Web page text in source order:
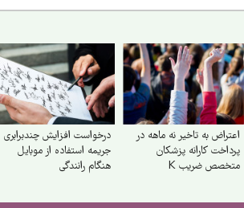
اعتراض به تاخیر نه ماهه در
پرداخت کارانه پزشکان
متخصص ضریب K
درخواست افزایش چندبرابری
جریمه استفاده از موبایل
هنگام رانندگی